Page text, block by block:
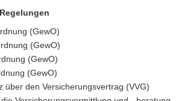
(GewO)
(GewO)
(GewO)
(GewO)
über den Versicherungsvertrag (VVG)